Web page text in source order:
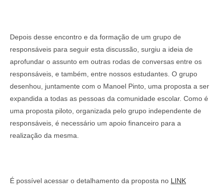
Depois desse encontro e da formação de um grupo de
responsáveis para seguir esta discussão, surgiu a ideia de
aprofundar o assunto em outras rodas de conversas entre os
responsáveis, e também, entre nossos estudantes. O grupo
desenhou, juntamente com o Manoel Pinto, uma proposta a ser
expandida a todas as pessoas da comunidade escolar. Como é
uma proposta piloto, organizada pelo grupo independente de
responsáveis, é necessário um apoio financeiro para a
realização da mesma.
É possível acessar o detalhamento da proposta no LINK